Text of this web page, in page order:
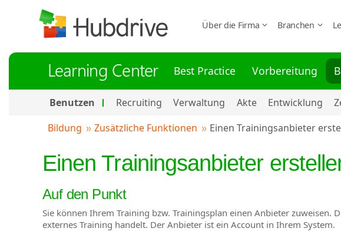
Über die Firma Branchen
Learning Center Best Practice Vorbereitung
Benutzen Recruiting Verwaltung Akte Entwicklung
Bildung
Zusätzliche Funktionen Einen Trainingsanbieter
Einen Trainingsanbieter
Auf den Punkt
Sie können Ihrem Training bzw. Trainingsplan einen Anbieter
externes Training handelt. Der Anbieter ist ein Account in Ihrem System.